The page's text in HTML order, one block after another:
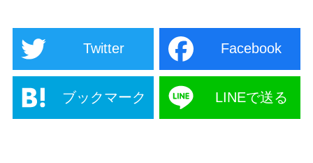
Twitter Facebook
ブックマーク LINEで送る